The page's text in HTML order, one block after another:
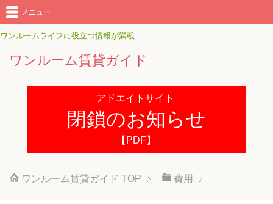
ワンルームライフに役立つ情報が満載
ワンルーム賃貸ガイド
メニュー
アドエイトサイト
閉鎖のお知らせ
【PDF】
ワンルーム賃貸ガイド TOP 費用